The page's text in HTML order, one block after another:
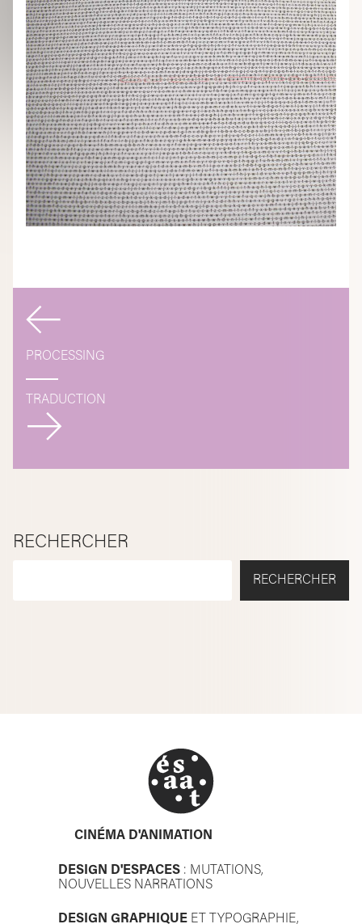
Navigation
de
l’article
PROCESSING
TRADUCTION
RECHERCHER
RECHERCHER
CINÉMA D'ANIMATION
DESIGN D'ESPACES : MUTATIONS,
NOUVELLES NARRATIONS
DESIGN GRAPHIQUE ET TYPOGRAPHIE,